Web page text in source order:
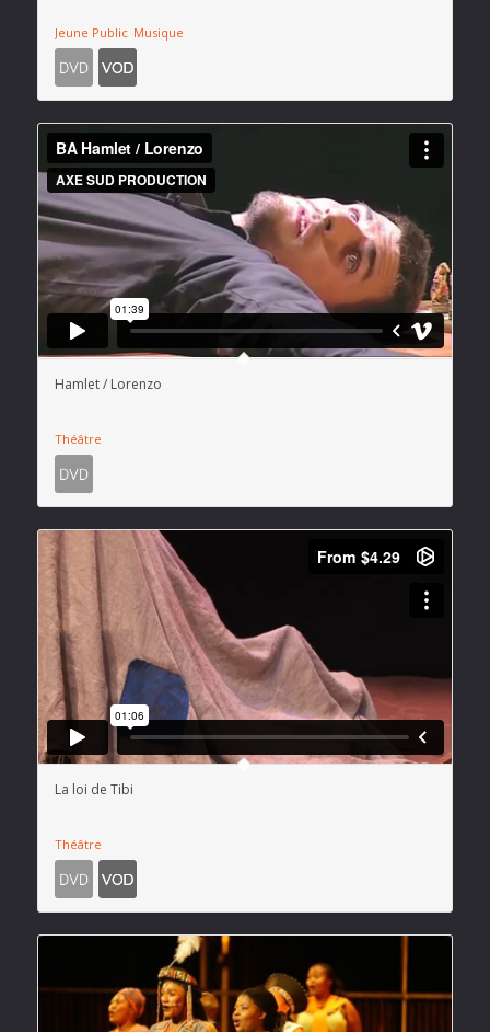
Jeune Public Musique
Hamlet / Lorenzo
Théâtre
La loi de Tibi
Théâtre